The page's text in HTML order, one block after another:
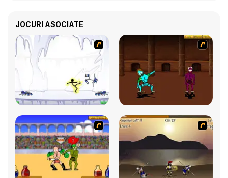
JOCURI ASOCIATE